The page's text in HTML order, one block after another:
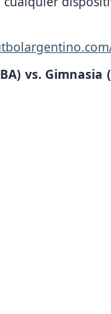
vs. Gimnasia